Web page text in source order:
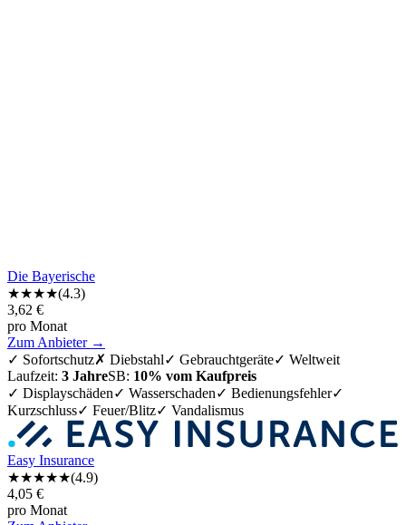
Die Bayerische
★★★★(4.3)
3,62 €
pro Monat
Zum Anbieter →
✓ Sofortschutz✗ Diebstahl✓ Gebrauchtgeräte✓ Weltweit
Laufzeit: 3 JahreSB: 10% vom Kaufpreis
✓ Displayschäden✓ Wasserschaden✓ Bedienungsfehler✓
Kurzschluss✓ Feuer/Blitz✓ Vandalismus
Easy Insurance
★★★★★(4.9)
4,05 €
pro Monat